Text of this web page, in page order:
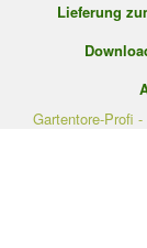
Lieferung
Gartentore-Profi